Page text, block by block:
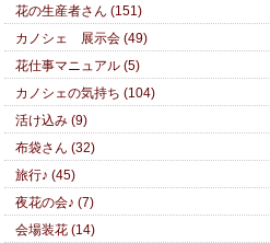
花の生産者さん (151)
カノシェ 展示会 (49)
花仕事マニュアル (5)
カノシェの気持ち (104)
活け込み (9)
布袋さん (32)
旅行♪ (45)
夜花の会♪ (7)
会場装花 (14)